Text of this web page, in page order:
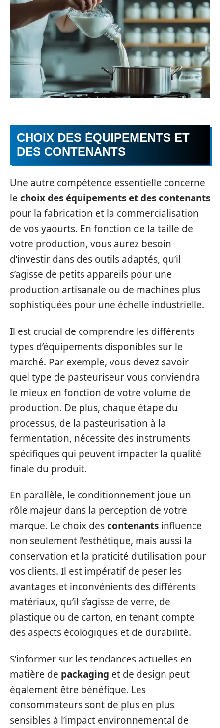
CHOIX DES ÉQUIPEMENTS ET
DES CONTENANTS
Une autre compétence essentielle concerne
le choix des équipements et des contenants
pour la fabrication et la commercialisation
de vos yaourts. En fonction de la taille de
votre production, vous aurez besoin
d’investir dans des outils adaptés, qu’il
s’agisse de petits appareils pour une
production artisanale ou de machines plus
sophistiquées pour une échelle industrielle.
Il est crucial de comprendre les différents
types d’équipements disponibles sur le
marché. Par exemple, vous devez savoir
quel type de pasteuriseur vous conviendra
le mieux en fonction de votre volume de
production. De plus, chaque étape du
processus, de la pasteurisation à la
fermentation, nécessite des instruments
spécifiques qui peuvent impacter la qualité
finale du produit.
En parallèle, le conditionnement joue un
rôle majeur dans la perception de votre
marque. Le choix descontenants influence
non seulement l’esthétique, mais aussi la
conservation et la praticité d’utilisation pour
vos clients. Il est impératif de peser les
avantages et inconvénients des différents
matériaux, qu’il s’agisse de verre, de
plastique ou de carton, en tenant compte
des aspects écologiques et de durabilité.
S’informer sur les tendances actuelles en
matière de packaging et de design peut
également être bénéfique. Les
consommateurs sont de plus en plus
sensibles à l’impact environnemental de